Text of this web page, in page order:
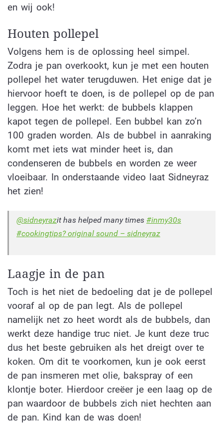
en wij ook!
Houten pollepel
Volgens hem is de oplossing heel simpel.
Zodra je pan overkookt, kun je met een houten
pollepel het water terugduwen. Het enige dat je
hiervoor hoeft te doen, is de pollepel op de pan
leggen. Hoe het werkt: de bubbels klappen
kapot tegen de pollepel. Een bubbel kan zo’n
100 graden worden. Als de bubbel in aanraking
komt met iets wat minder heet is, dan
condenseren de bubbels en worden ze weer
vloeibaar. In onderstaande video laat Sidneyraz
het zien!
@sidneyrazit has helped many times #inmy30s
#cookingtips? original sound – sidneyraz
Laagje in de pan
Toch is het niet de bedoeling dat je de pollepel
vooraf al op de pan legt. Als de pollepel
namelijk net zo heet wordt als de bubbels, dan
werkt deze handige truc niet. Je kunt deze truc
dus het beste gebruiken als het dreigt over te
koken. Om dit te voorkomen, kun je ook eerst
de pan insmeren met olie, bakspray of een
klontje boter. Hierdoor creëer je een laag op de
pan waardoor de bubbels zich niet hechten aan
de pan. Kind kan de was doen!